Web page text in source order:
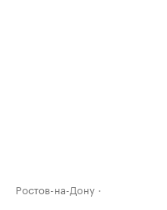
Ростов-на-Дону